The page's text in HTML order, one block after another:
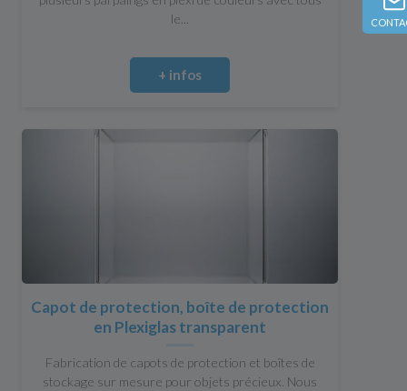
le...
+ infos
Capot de protection, boîte de protection
en Plexiglas transparent
Fabrication de capots de protection et boîtes de
stockage sur mesure pour objets précieux. Nous